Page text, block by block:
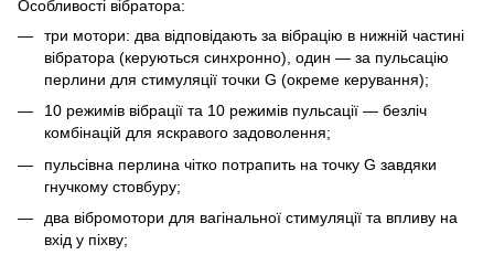
Особливості вібратора:
три мотори: два відповідають за вібрацію в нижній частині
вібратора (керуються синхронно), один — за пульсацію
перлини для стимуляції точки G (окреме керування);
10 режимів вібрації та 10 режимів пульсації — безліч
комбінацій для яскравого задоволення;
пульсівна перлина чітко потрапить на точку G завдяки
гнучкому стовбуру;
два вібромотори для вагінальної стимуляції та впливу на
вхід у піхву;